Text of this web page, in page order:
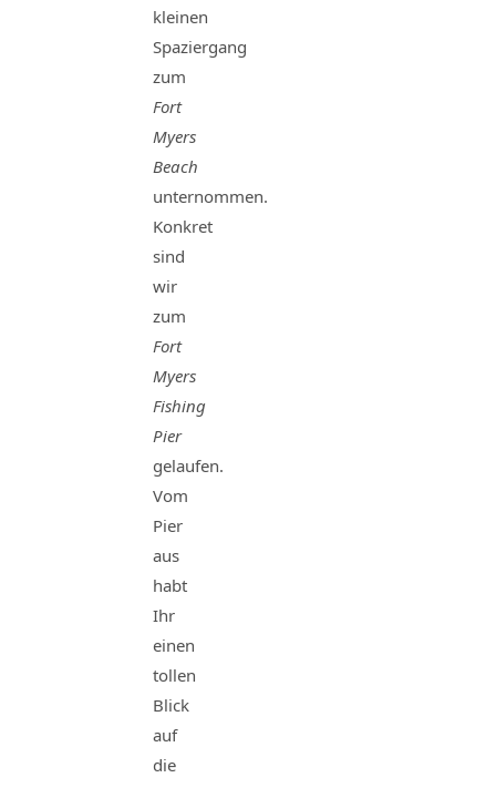
kleinen
Spaziergang
zum
Fort
Myers
Beach
unternommen.
Konkret
sind
wir
zum
Fort
Myers
Fishing
Pier
gelaufen.
Vom
Pier
aus
habt
Ihr
einen
tollen
Blick
auf
die